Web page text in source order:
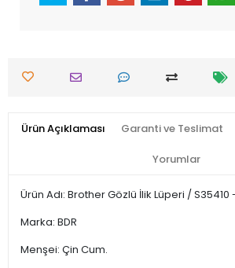
Ürün Açıklaması Garanti ve Teslimat
Yorumlar
Ürün Adı: Brother Gözlü İlik Lüperi / S35410
Marka: BDR
Menşei: Çin Cum.